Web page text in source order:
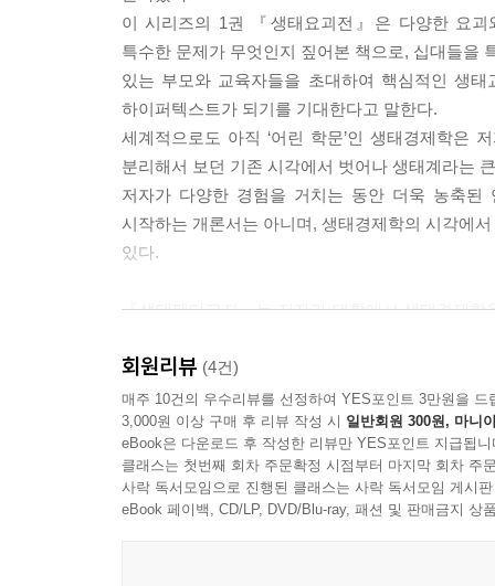
이 시리즈의 1권 『생태요괴전』은 다양한 요
특수한 문제가 무엇인지 짚어본 책으로, 십대들을
있는 부모와 교육자들을 초대하여 핵심적인 생
하이퍼텍스트가 되기를 기대한다고 말한다.
세계적으로도 아직 ‘어린 학문’인 생태경제학은
분리해서 보던 기존 시각에서 벗어나 생태계라는
저자가 다양한 경험을 거치는 동안 더욱 농축된
시작하는 개론서는 아니며, 생태경제학의 시각에
있다.
『생태페다고지』는 저자가 대학에서 생태경제학
생태교육이 중요한 역할을 할 수 있을 것이라고
우리가 동의할 수 있는 가장 기본적인 원칙은 생
수 있을까? (…) 사회경제적 전환과 교육이 서로
경제 운용이라고 얘기할 수 있는 지금의 상황을
등장할 수 있을까? ‘바담풍’의 역설이 여기에서도
회원리뷰 (4건)
매주 10건의 우수리뷰를 선정하여 YES포인트 3만원을 드
3,000원 이상 구매 후 리뷰 작성 시 일반회원 300원, 마니
eBook은 다운로드 후 작성한 리뷰만 YES포인트 지급됩니
클래스는 첫번째 회차 주문확정 시점부터 마지막 회차 주
사락 독서모임으로 진행된 클래스는 사락 독서모임 게시
eBook 페이백, CD/LP, DVD/Blu-ray, 패션 및 판매금지 상